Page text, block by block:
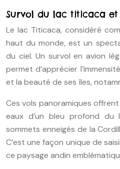
Survol du lac titicaca et
Le lac Titicaca, considéré
haut du monde, est un
du ciel. Un survol en avion
permet d’apprécier
et la beauté de ses îles,
Ces vols panoramiques
eaux d’un bleu profond
sommets enneigés de la
C’est une façon unique de
ce paysage andin